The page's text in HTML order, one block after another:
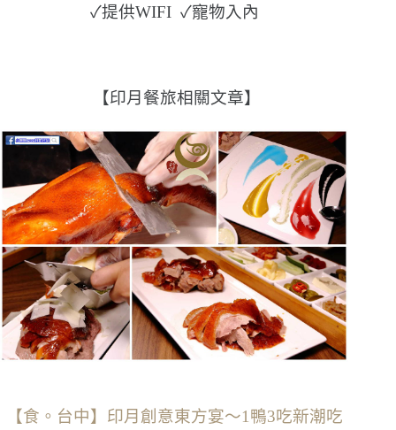
✓提供WIFI ✓寵物入內
【印月餐旅相關文章】
【食。台中】印月創意東方宴〜1鴨3吃新潮吃